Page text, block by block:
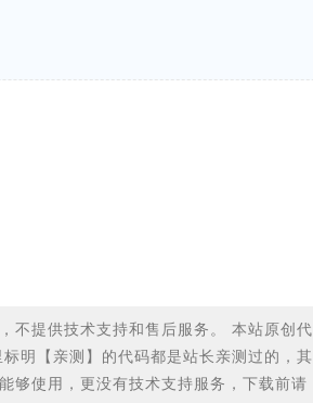
不提供技术支持和售后服务。 本站原创代
明【亲测】的代码都是站长亲测过的，其
够使用，更没有技术支持服务，下载前请